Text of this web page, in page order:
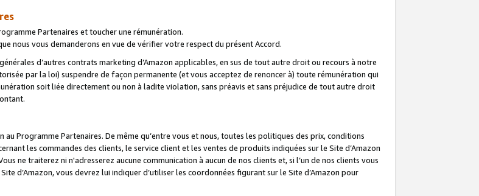
Partenaires et toucher une rémunération.
nous vous demanderons en vue de vérifier votre respect du présent Accord.
d’autres contrats marketing d’Amazon applicables, en sus de tout autre droit ou recours à notre
par la loi) suspendre de façon permanente (et vous acceptez de renoncer à) toute rémunération qui
soit liée directement ou non à ladite violation, sans préavis et sans préjudice de tout autre droit
Programme Partenaires. De même qu’entre vous et nous, toutes les politiques des prix, conditions
les commandes des clients, le service client et les ventes de produits indiquées sur le Site d’Amazon
ne traiterez ni n'adresserez aucune communication à aucun de nos clients et, si l’un de nos clients vous
d’Amazon, vous devrez lui indiquer d’utiliser les coordonnées figurant sur le Site d’Amazon pour